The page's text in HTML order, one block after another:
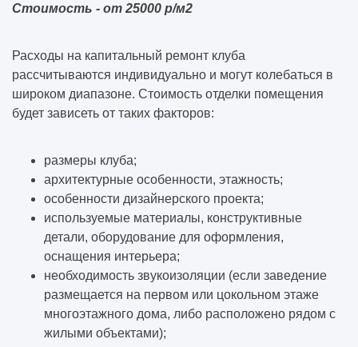
Стоимость - от 25000 р/м2
Расходы на капитальный ремонт клуба
рассчитываются индивидуально и могут колебаться в
широком диапазоне. Стоимость отделки помещения
будет зависеть от таких факторов:
размеры клуба;
архитектурные особенности, этажность;
особенности дизайнерского проекта;
используемые материалы, конструктивные
детали, оборудование для оформления,
оснащения интерьера;
необходимость звукоизоляции (если заведение
размещается на первом или цокольном этаже
многоэтажного дома, либо расположено рядом с
жилыми объектами);